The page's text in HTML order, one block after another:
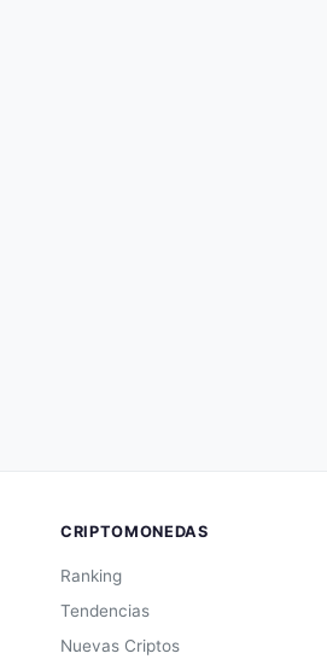
CRIPTOMONEDAS
Ranking
Tendencias
Nuevas Criptos